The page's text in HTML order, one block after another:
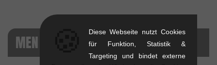
MEN - SALE
Diese Webseite nutzt Cookies
für Funktion, Statistik &
Targeting und bindet externe